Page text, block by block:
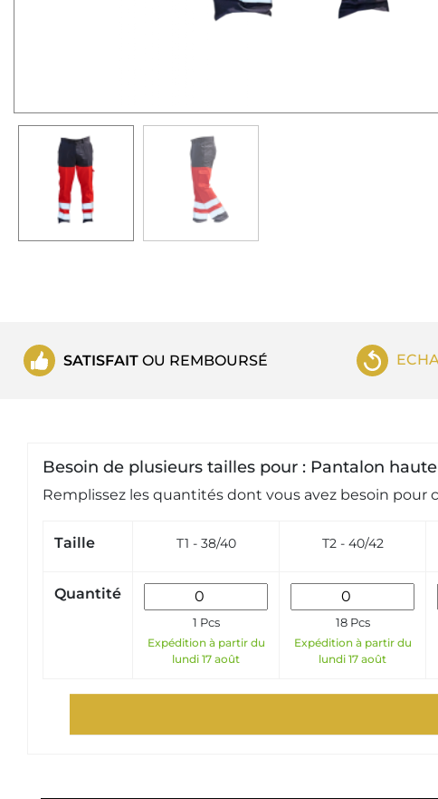
SATISFAITOU REMBOURSÉ
Besoin de plusieurs tailles pour : Pantalon
Remplissez les quantités dont vous avez besoin pour
Taille T1 - 38/40 T2 - 40/42
Quantité
1 Pcs
Expédition à partir du
lundi 17 août
18 Pcs
Expédition à partir du
lundi 17 août